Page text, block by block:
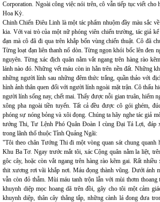
Corporation. Ngoài công việc nói trên, cô vẫn tiếp tục viết cho
Hoa Kỳ.
Chinh Chiến Điêu Linh là một tác phẩm nhuộm đầy màu sắc
kia. Với vai trò của một nữ phóng viên chiến trường, tác giả
đạn mà cô đã đi qua trên khắp bốn vùng chiến thuật. Cô đã
Từng loạt đạn liên thanh nổ dòn. Từng ngọn khói bốc lên đen
nguyên. Từng xác địch quân nằm vắt ngang trên hàng rào
lánh nào đó. Những vết máu còn in hằn trên nền đất. Những
những người lính sau những đêm thức trắng, quần thảo với
hình ảnh thân quen đối với người lính ngoài mặt trận. Cô thấu
người lính sống nay, chết mai. Thấy được nỗi gian truân, hiểm
xông pha ngoài tiền tuyến. Tất cả đều được cô gói ghém,
phóng sự nóng bỏng và xôi đọng. Chúng ta hãy nghe tác giả
tướng Thi, Tư Lệnh Phó Quân Đoàn I cùng Đại Tá Lợi, đáp
trong lãnh thổ thuộc Tỉnh Quảng Ngãi:
"Tôi theo chân Tướng Thi đi một vòng quan sát chung quanh
Khu Ba Tơ. Ngay trước mắt tôi, xác Cộng quân nằm la liệt,
gôc cây, hoặc còn vắt ngang trên hàng rào kẽm gai. Rất
thit xương rơi vãi khắp nơi. Máu đọng thành vũng. Dưới ánh
vẫn còn đỏ thẫm. Mùi máu tanh trộn lẫn với mùi thơm thoang
khuynh diệp mọc hoang dã trên đồi, gây cho tôi một cảm
khuynh diệp, thân cây thẳng tắp, những cành lá đong đưa